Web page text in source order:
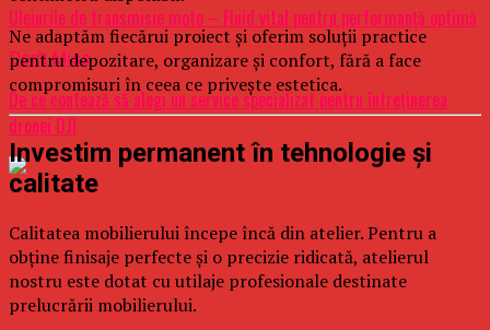
Uleiurile de transmisie moto – Fluid vital pentru performanță optimă
Don't Miss
De ce contează să alegi un service specializat pentru întreținerea
dronei DJI
Ne adaptăm fiecărui proiect și oferim soluții practice
pentru depozitare, organizare și confort, fără a face
compromisuri în ceea ce privește estetica.
Investim permanent în tehnologie și
calitate
Calitatea mobilierului începe încă din atelier. Pentru a
obține finisaje perfecte și o precizie ridicată, atelierul
nostru este dotat cu utilaje profesionale destinate
prelucrării mobilierului.